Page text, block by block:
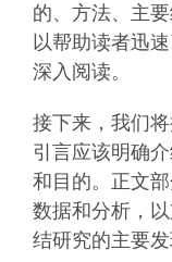
的、方法、主
以帮助读者迅
深入阅读。
接下来，我们
引言应该明确
和目的。正文
数据和分析，
结研究的主要发